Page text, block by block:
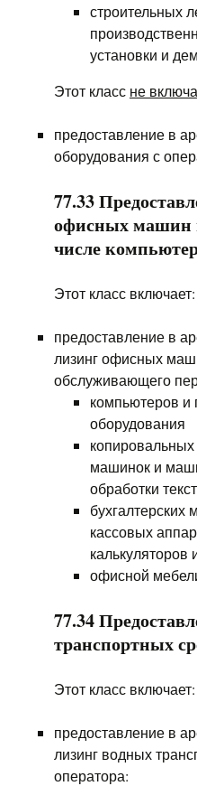
строительных
установки и
Этот класс не
предоставление в
оборудования с
77.33
офисных машин
числе
Этот класс включает:
предоставление в
лизинг офисных
обслуживающего
компьютеров
оборудования
машинок и
обработки
кассовых
калькуляторов
офисной
77.34
транспортных
Этот класс включает:
предоставление в
лизинг водных
оператора: